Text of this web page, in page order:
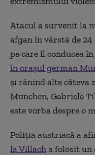
Atacul a survenit la
afgan în vârstă de
pe care îl conducea
în oraşul german
şi rănind alte câteva
Munchen, Gabriele
este vorba despre o
Poliţia austriacă a
la Villacha folosit